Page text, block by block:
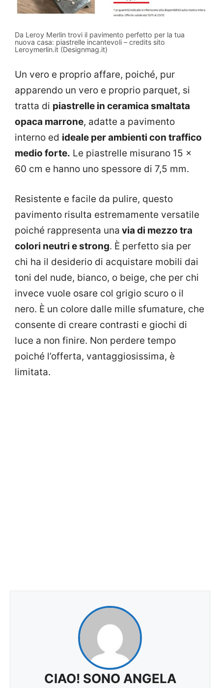
Da Leroy Merlin trovi il pavimento perfetto per la tua
nuova casa: piastrelle incantevoli – credits sito
Leroymerlin.it (Designmag.it)
Un vero e proprio affare, poiché, pur
apparendo un vero e proprio parquet, si
tratta di piastrelle in ceramica smaltata
opaca marrone, adatte a pavimento
interno ed ideale per ambienti con traffico
medio forte. Le piastrelle misurano 15 x
60 cm e hanno uno spessore di 7,5 mm.
Resistente e facile da pulire, questo
pavimento risulta estremamente versatile
poiché rappresenta una via di mezzo tra
colori neutri e strong. È perfetto sia per
chi ha il desiderio di acquistare mobili dai
toni del nude, bianco, o beige, che per chi
invece vuole osare col grigio scuro o il
nero. È un colore dalle mille sfumature, che
consente di creare contrasti e giochi di
luce a non finire. Non perdere tempo
poiché l’offerta, vantaggiosissima, è
limitata.
CIAO! SONO ANGELA